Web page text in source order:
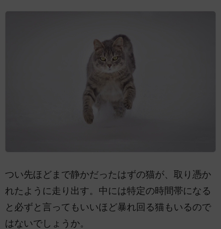
つい先ほどまで静かだったはずの猫が、取り憑か
れたように走り出す。中には特定の時間帯になる
と必ずと言ってもいいほど暴れ回る猫もいるので
はないでしょうか。